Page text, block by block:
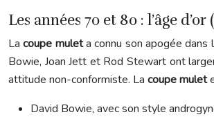
Les années 70 et 80 : l’âge
Lacoupe muleta connu son apogée
Bowie, Joan Jett et Rod Stewart ont
attitude non-conformiste. La coupe mulet
David Bowie, avec son style